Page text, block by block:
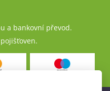
a bankovní převod.